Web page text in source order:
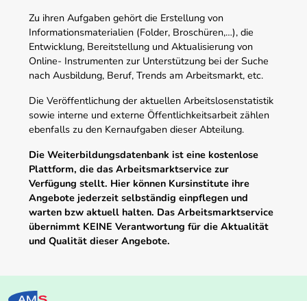
Zu ihren Aufgaben gehört die Erstellung von
Informationsmaterialien (Folder, Broschüren,…), die
Entwicklung, Bereitstellung und Aktualisierung von
Online- Instrumenten zur Unterstützung bei der Suche
nach Ausbildung, Beruf, Trends am Arbeitsmarkt, etc.
Die Veröffentlichung der aktuellen Arbeitslosenstatistik
sowie interne und externe Öffentlichkeitsarbeit zählen
ebenfalls zu den Kernaufgaben dieser Abteilung.
Die Weiterbildungsdatenbank ist eine kostenlose
Plattform, die das Arbeitsmarktservice zur
Verfügung stellt. Hier können Kursinstitute ihre
Angebote jederzeit selbständig einpflegen und
warten bzw aktuell halten. Das Arbeitsmarktservice
übernimmt KEINE Verantwortung für die Aktualität
und Qualität dieser Angebote.